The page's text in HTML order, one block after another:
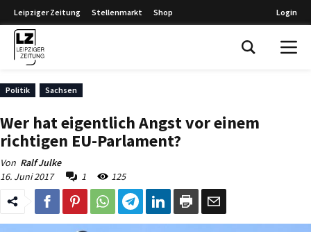
Leipziger Zeitung Stellenmarkt Shop Login
Politik Sachsen
Wer hat eigentlich Angst vor einem
richtigen EU-Parlament?
Von Ralf Julke
16. Juni 2017
1 125